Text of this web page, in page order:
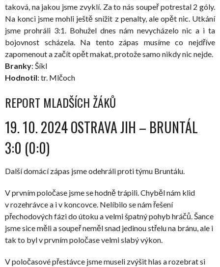
taková, na jakou jsme zvyklí. Za to nás soupeř potrestal 2 góly.
Na konci jsme mohli ještě snížit z penalty, ale opět nic. Utkání
jsme prohráli 3:1. Bohužel dnes nám nevycházelo nic a i ta
bojovnost scházela. Na tento zápas musíme co nejdříve
zapomenout a začít opět makat, protože samo nikdy nic nejde.
Branky: Šíkl
Hodnotil: tr. Mlčoch
REPORT MLADŠÍCH ŽÁKŮ
19. 10. 2024 OSTRAVA JIH – BRUNTÁL
3:0 (0:0)
Další domácí zápas jsme odehráli proti týmu Bruntálu.
V prvním poločase jsme se hodně trápili. Chyběl nám klid
v rozehrávce a i v koncovce. Nelíbilo se nám řešení
přechodových fázi do útoku a velmi špatný pohyb hráčů. Šance
jsme sice měli a soupeř neměl snad jedinou střelu na bránu, ale i
tak to byl v prvním poločase velmi slabý výkon.
V poločasové přestávce jsme museli zvýšit hlas a rozebrat si